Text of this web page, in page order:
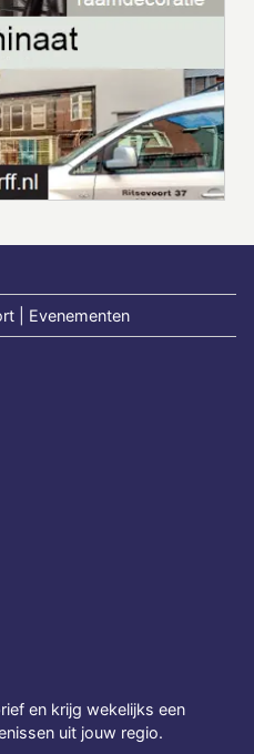
| Evenementen
en krijg wekelijks een
uit jouw regio.